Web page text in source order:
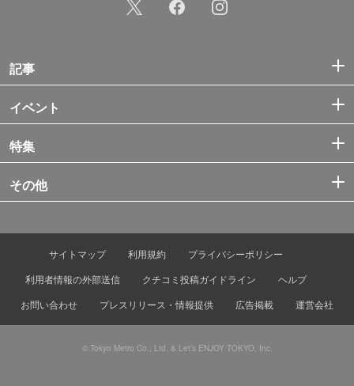
記事
イベント
特集
その他
サイトマップ 利用規約
プライバシーポリシー
利用者情報の外部送信
クチコミ投稿ガイドライン
ヘルプ
お問い合わせ
プレスリリース・情報提供 広告掲載 運営会社
© Tokyo Metro Co., Ltd. & Let’s ENJOY TOKYO, Inc.